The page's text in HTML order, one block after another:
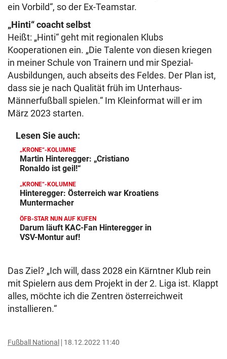
ein Vorbild“, so der Ex-Teamstar.
„Hinti“ coacht selbst
Heißt: „Hinti“ geht mit regionalen Klubs
Kooperationen ein. „Die Talente von diesen kriegen
in meiner Schule von Trainern und mir Spezial-
Ausbildungen, auch abseits des Feldes. Der Plan ist,
dass sie je nach Qualität früh im Unterhaus-
Männerfußball spielen.“ Im Kleinformat will er im
März 2023 starten.
Lesen Sie auch:
„KRONE“-KOLUMNE
Martin Hinteregger: „Cristiano
Ronaldo ist geil!“
„KRONE“-KOLUMNE
Hinteregger: Österreich war Kroatiens
Muntermacher
ÖFB-STAR NUN AUF KUFEN
Darum läuft KAC-Fan Hinteregger in
VSV-Montur auf!
Das Ziel? „Ich will, dass 2028 ein Kärntner Klub rein
mit Spielern aus dem Projekt in der 2. Liga ist. Klappt
alles, möchte ich die Zentren österreichweit
installieren.“
Fußball National 18.12.2022 11:40